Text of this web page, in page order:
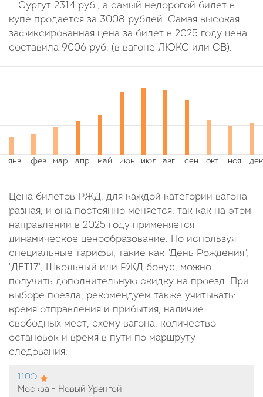
— Сургут 2314 руб., а самый недорогой билет в
купе продается за 3008 рублей. Самая высокая
зафиксированная цена за билет в 2025 году цена
составила 9006 руб. (в вагоне ЛЮКС или СВ).
Цена билетов РЖД, для каждой категории вагона
разная, и она постоянно меняется, так как на этом
направлении в 2025 году применяется
динамическое ценообразование. Но используя
специальные тарифы, такие как "День Рождения",
"ДЕТ17", Школьный или РЖД бонус, можно
получить дополнительную скидку на проезд. При
выборе поезда, рекомендуем также учитывать:
время отправления и прибытия, наличие
свободных мест, схему вагона, количество
остановок и время в пути по маршруту
следования.
110Э
Москва - Новый Уренгой